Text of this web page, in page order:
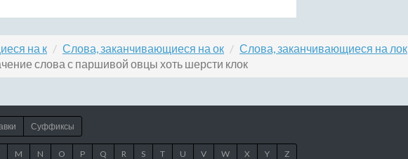
на к Слова, заканчивающиеся на ок
Слова, заканчивающиеся на лок
слова с паршивой овцы хоть шерсти клок
Суффиксы
M N O P Q R S T U V W X Y Z